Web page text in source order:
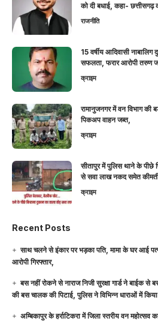
को दी बधाई, कहा- छत्तीसगढ़
राजनीति
15 वर्षीय आदिवासी
सफलता, फरार आरोपी तरुण
क्राइम
रामानुजनगर में वन विभाग की
पिकअप वाहन जब्त,
क्राइम
सीतापुर में पुलिस थाने के पीछे
से सवा लाख नकद समेत कीमती
क्राइम
Recent Posts
साथ चलने से इंकार पर भड़का पति, मामा के घर आई
आरोपी गिरफ्तार,
बस नहीं रोकने से नाराज निजी सुरक्षा गार्ड ने बाईक से
की बस चालक की पिटाई, पुलिस ने विभिन्न धाराओं में किया
अम्बिकापुर के हर्राटिकरा में जिला स्तरीय वन महोत्सव